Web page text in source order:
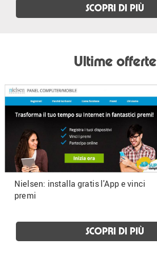
SCOPRI DI PIÙ
Ultime offerte
Nielsen: installa gratis l'App e vinci
premi
SCOPRI DI PIÙ